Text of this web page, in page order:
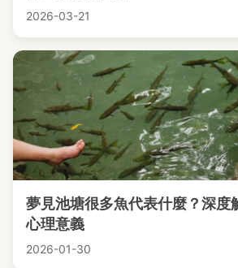
2026-03-21
夢見池塘很多魚代表什麼？深度
心理意義
2026-01-30